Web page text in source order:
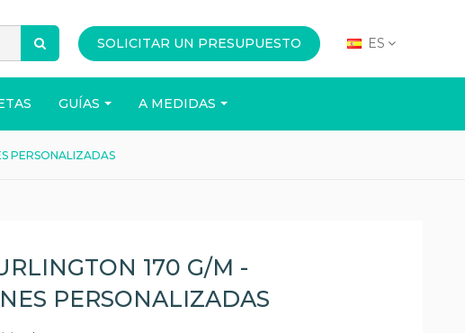
SOLICITAR UN PRESUPUESTO
ES
CASA
GUÍAS A MEDIDAS
PERSONALIZADAS
170 G/M -
PERSONALIZADAS